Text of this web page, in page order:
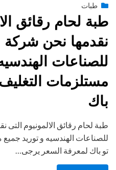
engmansyPosted
يونيو 28, 2015
طبات
طبة لحام رقائق
نقدمها نحن
للصناعات
مستلزمات
باك
طبة لحام رقائق الالمونيوم
للصناعات الهندسيه و توريد
تو باك لمعرفة السعر يرجى…